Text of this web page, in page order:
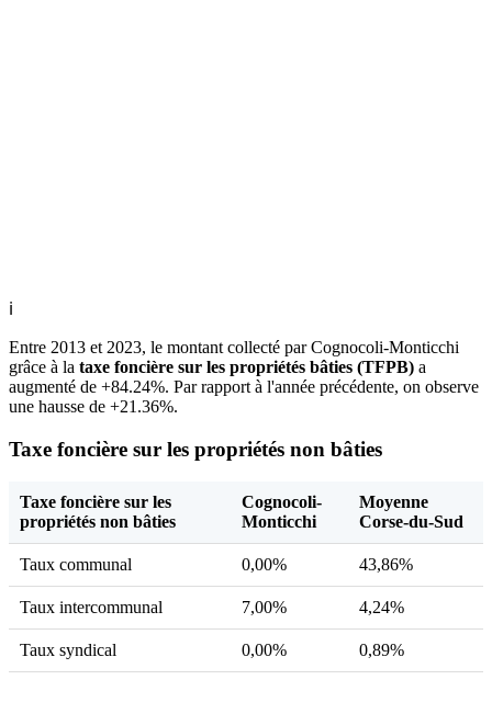
ℹ
Entre 2013 et 2023, le montant collecté par Cognocoli-Monticchi
grâce à la taxe foncière sur les propriétés bâties (TFPB) a
augmenté de +84.24%. Par rapport à l'année précédente, on observe
une hausse de +21.36%.
Taxe foncière sur les propriétés non bâties
Taxe foncière sur les
propriétés non bâties
Cognocoli-
Monticchi
Moyenne
Corse-du-Sud
Taux communal 0,00% 43,86%
Taux intercommunal 7,00% 4,24%
Taux syndical 0,00% 0,89%